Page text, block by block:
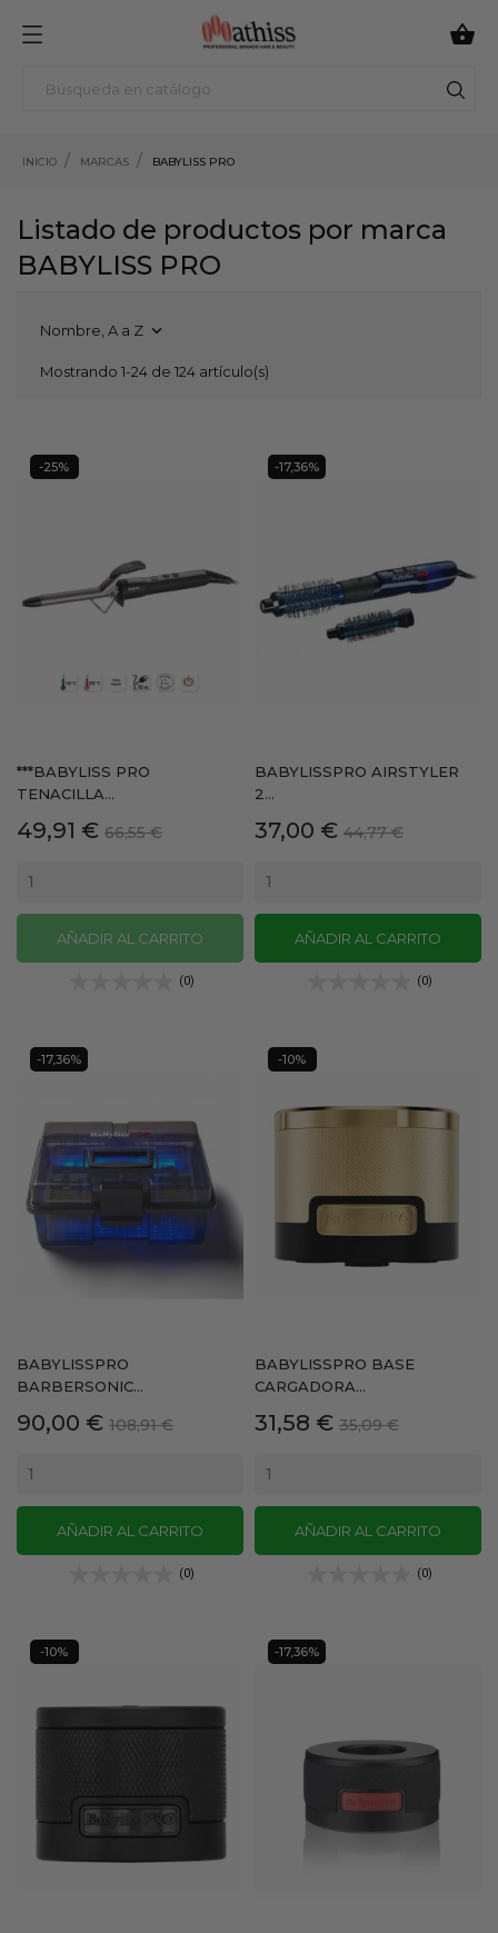

INICIO MARCAS BABYLISS PRO
Listado de productos por marca
BABYLISS PRO
Nombre, A a Z 
Mostrando 1-24 de 124 artículo(s)
***BABYLISS PRO
TENACILLA...
Precio
49,91 € Precio
66,55 €
AÑADIR AL CARRITO
(0)
-25%
BABYLISSPRO AIRSTYLER
2...
Precio
37,00 € Precio
44,77 €
AÑADIR AL CARRITO
(0)
-17,36%
BABYLISSPRO
BARBERSONIC...
Precio
90,00 € Precio
108,91 €
AÑADIR AL CARRITO
(0)
-17,36%
BABYLISSPRO BASE
CARGADORA...
Precio
31,58 € Precio
35,09 €
AÑADIR AL CARRITO
(0)
-10%
-10% -17,36%